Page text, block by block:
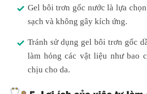
Gel bôi trơn gốc nước là lựa
sạch và không gây kích ứng.
Tránh sử dụng gel bôi trơn gốc
làm hỏng các vật liệu như bao
chịu cho da.